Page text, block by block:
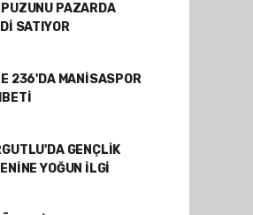
PAZARDA
SATIYOR
236'DA MANİSASPOR
GENÇLİK
YOĞUN İLGİ